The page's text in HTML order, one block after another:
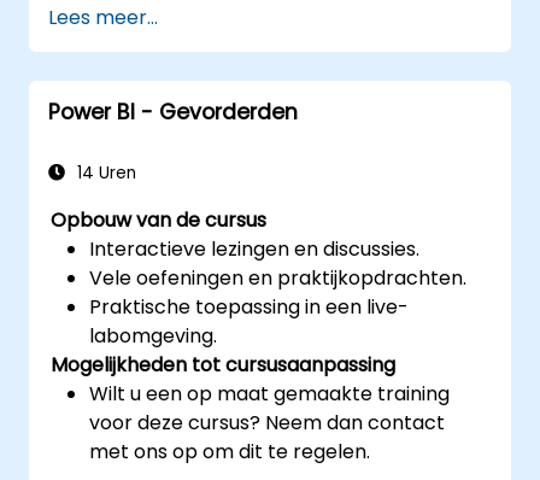
uitdagingen.
Het ontwikkelen en benutten van
effectieve visualisaties en grafieken
binnen specifieke analysecasussen.
gebaseerde Power BI-omgeving naar een
behulp van Power View.
Lees meer...
Power BI - Gevorderden
14 Uren
Opbouw van de cursus
Interactieve lezingen en discussies.
Vele oefeningen en praktijkopdrachten.
Praktische toepassing in een live-
labomgeving.
Mogelijkheden tot cursusaanpassing
Wilt u een op maat gemaakte training
voor deze cursus? Neem dan contact
met ons op om dit te regelen.